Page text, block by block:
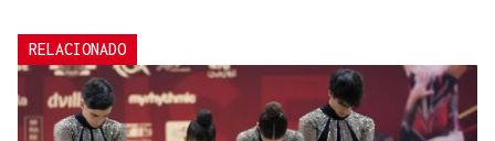
RELACIONADO